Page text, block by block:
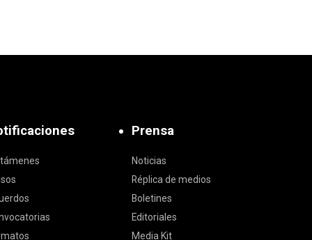
Prensa
Noticias
Réplica de medios
Boletines
Editoriales
Media Kit